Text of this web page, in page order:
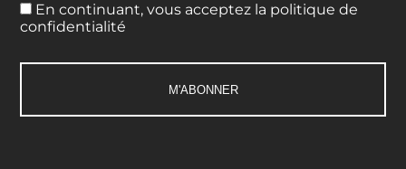
En continuant, vous acceptez la politique de
confidentialité